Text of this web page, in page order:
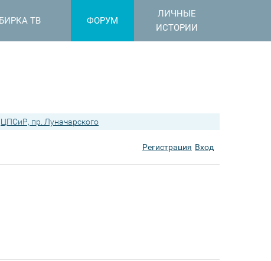
ТВ ФОРУМ
ЛИЧНЫЕ
ИСТОРИИ
ЦПСиР, пр. Луначарского
Регистрация Вход